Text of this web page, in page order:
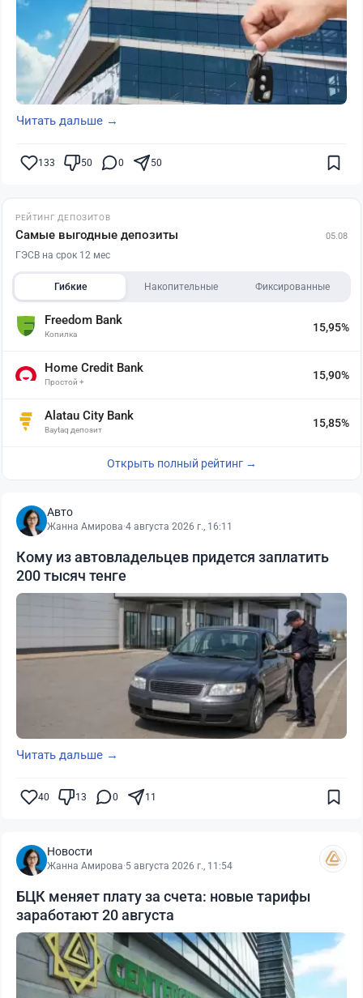
Читать дальше →
133 50 0 50
РЕЙТИНГ ДЕПОЗИТОВ
Самые выгодные депозиты 05.08
ГЭСВ на срок 12 мес
Гибкие Накопительные Фиксированные
Freedom Bank
Копилка
15,95%
Home Credit Bank
Простой +
15,90%
Alatau City Bank
Baytaq депозит
15,85%
Открыть полный рейтинг →
Авто
Жанна Амирова·4 августа 2026 г., 16:11
Кому из автовладельцев придется заплатить
200 тысяч тенге
Читать дальше →
40 13 0 11
Новости
Жанна Амирова·5 августа 2026 г., 11:54
БЦК меняет плату за счета: новые тарифы
заработают 20 августа